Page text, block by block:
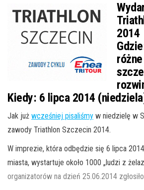
2014
Kiedy: 6 lipca 2014
Jak już wcześniej pisaliśmy w niedzielę w
zawody Triathlon Szczecin 2014.
W imprezie, która odbędzie się 6 lipca
miasta, wystartuje około 1000 „ludzi z
organizatorów na dzień 25.06.2014